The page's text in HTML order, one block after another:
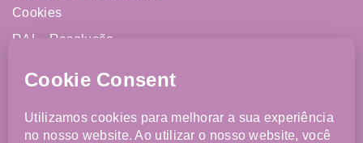
Cookies
RAL - Resolução
Livro de Reclamações